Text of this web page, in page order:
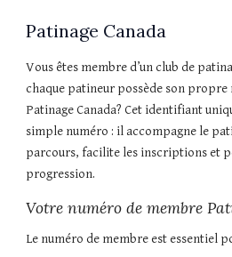
Patinage Canada
Vous êtes membre d’un club de
chaque patineur possède son propre
Patinage Canada? Cet identifiant
simple numéro : il accompagne le
parcours, facilite les inscriptions et
progression.
Votre numéro de membre
Le numéro de membre est essentiel